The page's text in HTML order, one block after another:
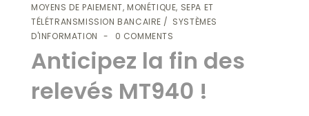
MOYENS DE PAIEMENT, MONÉTIQUE, SEPA ET
TÉLÉTRANSMISSION BANCAIRE
SYSTÈMES
D'INFORMATION
0 COMMENTS
Anticipez la fin des
relevés MT940 !